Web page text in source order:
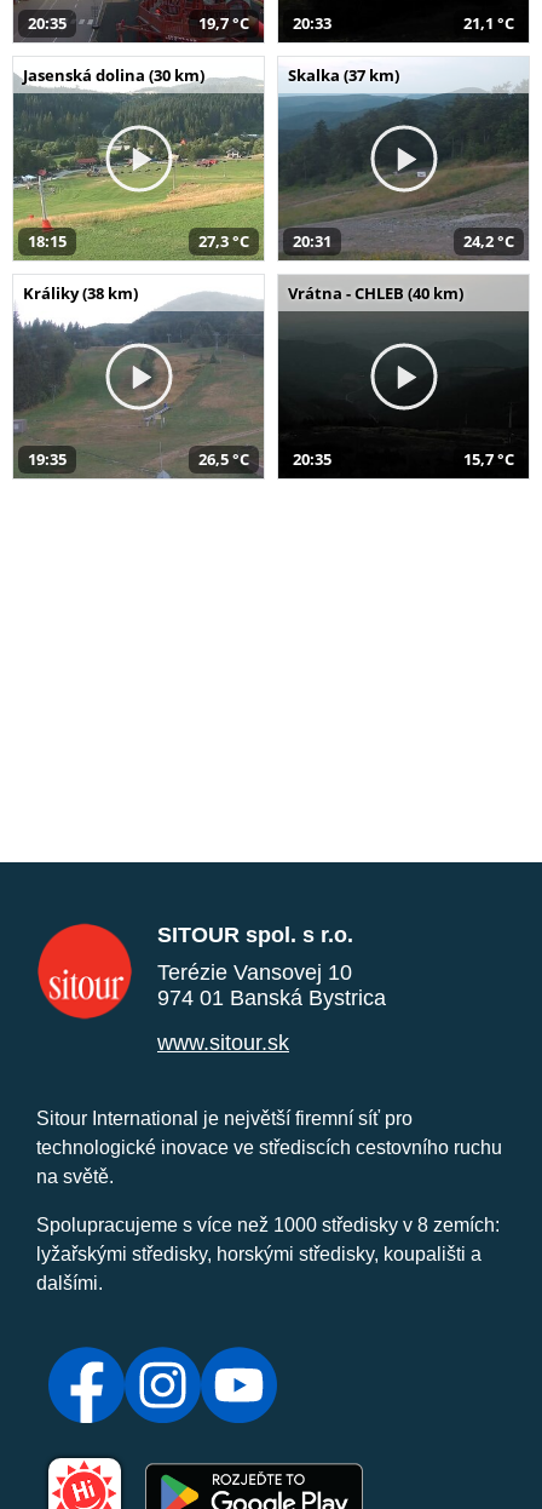
20:35 19,7 °C 20:33 21,1 °C
Jasenská dolina (30 km)
18:15 27,3 °C
Skalka (37 km)
20:31 24,2 °C
Králiky (38 km)
19:35 26,5 °C
Vrátna - CHLEB (40 km)
20:35 15,7 °C
SITOUR spol. s r.o.
Terézie Vansovej 10
974 01 Banská Bystrica
www.sitour.sk
Sitour International je největší firemní síť pro
technologické inovace ve střediscích cestovního ruchu
na světě.
Spolupracujeme s více než 1000 středisky v 8 zemích:
lyžařskými středisky, horskými středisky, koupališti a
dalšími.